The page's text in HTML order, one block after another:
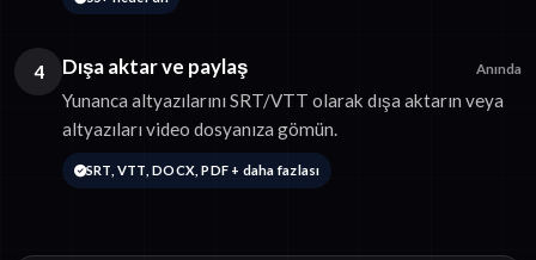
4 Dışa aktar ve paylaş Anında
Yunanca altyazılarını SRT/VTT olarak dışa aktarın veya
altyazıları video dosyanıza gömün.
SRT, VTT, DOCX, PDF + daha fazlası